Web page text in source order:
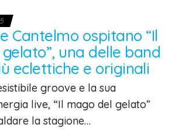
Cantelmo ospitano “Il
una delle band
eclettiche e originali
groove e la sua
live, “Il mago del gelato”
la stagione…